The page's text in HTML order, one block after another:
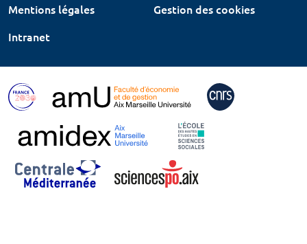
Mentions légales
Gestion des cookies
Intranet